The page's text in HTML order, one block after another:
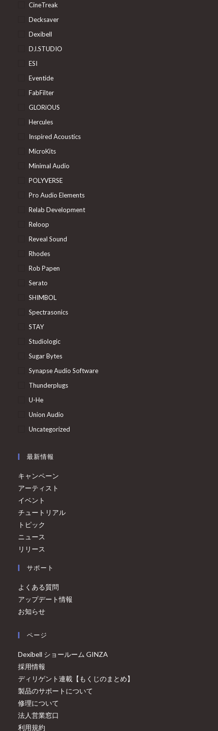
CineTreak
Decksaver
Dexibell
DJ.STUDIO
ESI
Eventide
FabFilter
GLORiOUS
Hercules
Inspired Acoustics
MicroKits
Minimal Audio
POLYVERSE
Pro Audio Elements
Relab Development
Reloop
Reveal Sound
Rhodes
Rob Papen
Serato
SHIMBOL
Spectrasonics
STAY
Studiologic
Sugar Bytes
Synapse Audio Software
Thunderplugs
U-He
Union Audio
Uncategorized
最新情報
キャンペーン
アーティスト
イベント
チュートリアル
トピック
ニュース
リリース
サポート
よくある質問
アップデート情報
お知らせ
ページ
Dexibell ショールーム GINZA
採用情報
ディリゲント連載【もくじのまとめ】
製品のサポートについて
修理について
法人営業窓口
利用規約